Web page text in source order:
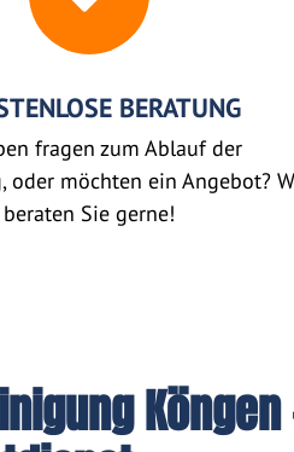
BERATUNG
fragen zum Ablauf der
oder möchten ein Angebot?
beraten Sie gerne!